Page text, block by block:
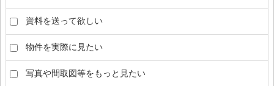
資料を送って欲しい
物件を実際に見たい
写真や間取図等をもっと見たい